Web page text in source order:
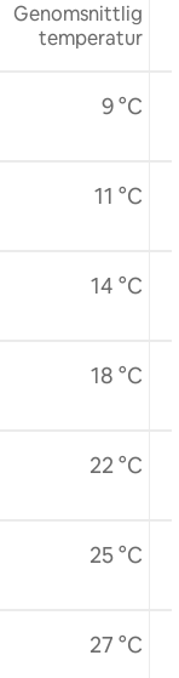
Genomsnittlig
temperatur
9 °C
11 °C
14 °C
18 °C
22 °C
25 °C
27 °C